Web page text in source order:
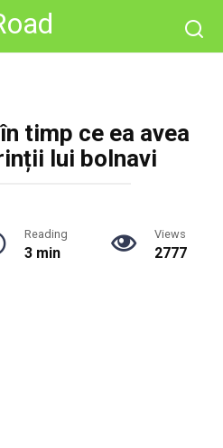
timp ce ea avea
lui bolnavi
Reading
3 min
Views
2777